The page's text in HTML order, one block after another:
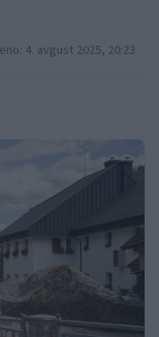
4. avgust 2025, 20:23